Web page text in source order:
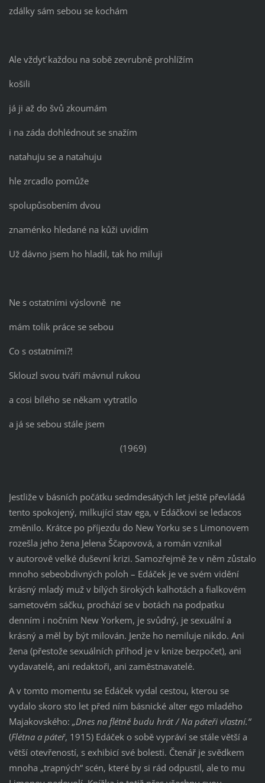
zdálky sám sebou se kochám
Ale vždyť každou na sobě zevrubně prohlížím
košili
já ji až do švů zkoumám
i na záda dohlédnout se snažím
natahuju se a natahuju
hle zrcadlo pomůže
spolupůsobením dvou
znaménko hledané na kůži uvidím
Už dávno jsem ho hladil, tak ho miluji
Ne s ostatními výslovně ne
mám tolik práce se sebou
Co s ostatními?!
Sklouzl svou tváří mávnul rukou
a cosi bílého se někam vytratilo
a já se sebou stále jsem
(1969)
Jestliže v básních počátku sedmdesátých let ještě převládá
tento spokojený, milkující stav ega, v Edáčkovi se ledacos
změnilo. Krátce po příjezdu do New Yorku se s Limonovem
rozešla jeho žena Jelena Ščapovová, a román vznikal
v autorově velké duševní krizi. Samozřejmě že v něm zůstalo
mnoho sebeobdivných poloh – Edáček je ve svém vidění
krásný mladý muž v bílých širokých kalhotách a fialkovém
sametovém sáčku, prochází se v botách na podpatku
denním i nočním New Yorkem, je svůdný, je sexuální a
krásný a měl by být milován. Jenže ho nemiluje nikdo. Ani
žena (přestože sexuálních příhod je v knize bezpočet), ani
vydavatelé, ani redaktoři, ani zaměstnavatelé.
A v tomto momentu se Edáček vydal cestou, kterou se
vydalo skoro sto let před ním básnické alter ego mladého
Majakovského: „Dnes na flétně budu hrát / Na páteři vlastní.“
(Flétna a páteř, 1915) Edáček o sobě vypráví se stále větší a
větší otevřeností, s exhibicí své bolesti. Čtenář je svědkem
mnoha „trapných“ scén, které by si rád odpustil, ale to mu